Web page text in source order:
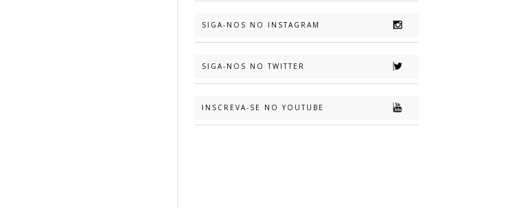
SIGA-NOS NO INSTAGRAM
SIGA-NOS NO TWITTER
INSCREVA-SE NO YOUTUBE